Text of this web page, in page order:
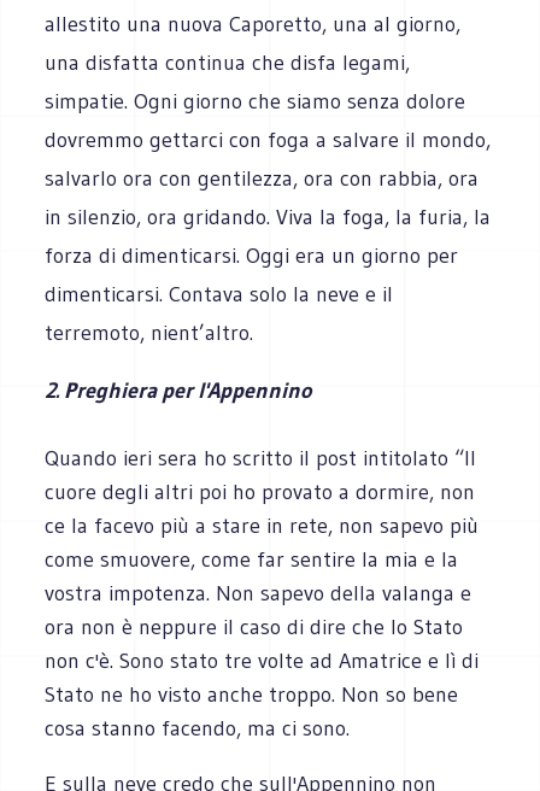
allestito una nuova Caporetto, una al giorno,
una disfatta continua che disfa legami,
simpatie. Ogni giorno che siamo senza dolore
dovremmo gettarci con foga a salvare il mondo,
salvarlo ora con gentilezza, ora con rabbia, ora
in silenzio, ora gridando. Viva la foga, la furia, la
forza di dimenticarsi. Oggi era un giorno per
dimenticarsi. Contava solo la neve e il
terremoto, nient’altro.
2. Preghiera per l'Appennino
Quando ieri sera ho scritto il post intitolato “Il
cuore degli altri poi ho provato a dormire, non
ce la facevo più a stare in rete, non sapevo più
come smuovere, come far sentire la mia e la
vostra impotenza. Non sapevo della valanga e
ora non è neppure il caso di dire che lo Stato
non c'è. Sono stato tre volte ad Amatrice e lì di
Stato ne ho visto anche troppo. Non so bene
cosa stanno facendo, ma ci sono.
E sulla neve credo che sull'Appennino non